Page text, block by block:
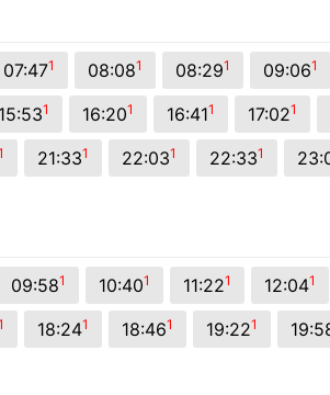
07:471 08:081 08:291 09:061
15:531 16:201 16:411 17:021
21:331 22:031 22:331
09:581 10:401 11:221 12:041
18:241 18:461 19:221